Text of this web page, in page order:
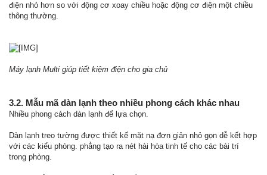
điện nhỏ hơn so với động cơ xoay chiều hoặc động cơ điện một chiều
thông thường.
Máy lạnh Multi giúp tiết kiệm điện cho gia chủ
3.2. Mẫu mã dàn lạnh theo nhiều phong cách khác nhau
Nhiều phong cách dàn lạnh để lựa chọn.
Dàn lạnh treo tường được thiết kế mặt nạ đơn giản nhỏ gọn dễ kết hợp
với các kiểu phòng. phẳng tạo ra nét hài hòa tinh tế cho các bài trí
trong phòng.